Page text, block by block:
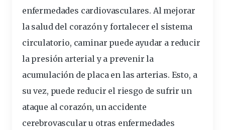
enfermedades cardiovasculares. Al mejorar
la salud del corazón y fortalecer el sistema
circulatorio, caminar puede ayudar a reducir
la presión arterial y a prevenir la
acumulación de placa en las arterias. Esto, a
su vez, puede reducir el riesgo de sufrir un
ataque al corazón, un accidente
cerebrovascular u otras enfermedades